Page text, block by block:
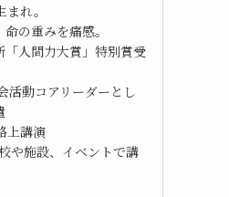
まれ。
の重みを痛感。
「人間力大賞」特別賞受
活動コアリーダーとし
上講演
や施設、イベントで講